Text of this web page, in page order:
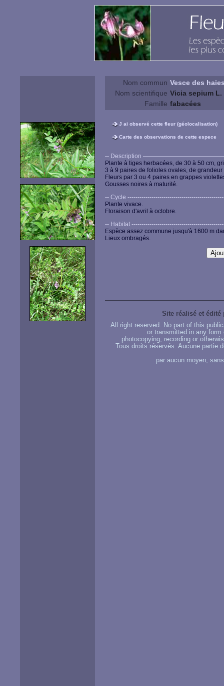
Nom commun Vesce des
Nom scientifique Vicia sepium L.
Famille fabacées
J ai observé cette fleur (géolocalisation)
Carte des observations de cette espece
-- Description
Plante à tiges herbacées, de 30 à 50 cm,
3 à 9 paires de folioles ovales, de
Fleurs par 3 ou 4 paires en grappes
Gousses noires à maturité.
-- Cycle
Plante vivace.
Floraison d'avril à octobre.
-- Habitat
Espèce assez commune jusqu'à 1600 m
Lieux ombragés.
Site réalisé et édité
All right reserved. No part of this
or transmitted in any
photocopying, recording or
Tous droits réservés. Aucune
par aucun moyen,